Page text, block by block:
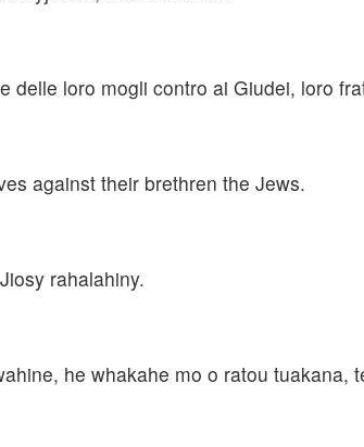
delle loro mogli contro ai Giudei, loro
against their brethren the Jews.
rahalahiny.
he whakahe mo o ratou tuakana,